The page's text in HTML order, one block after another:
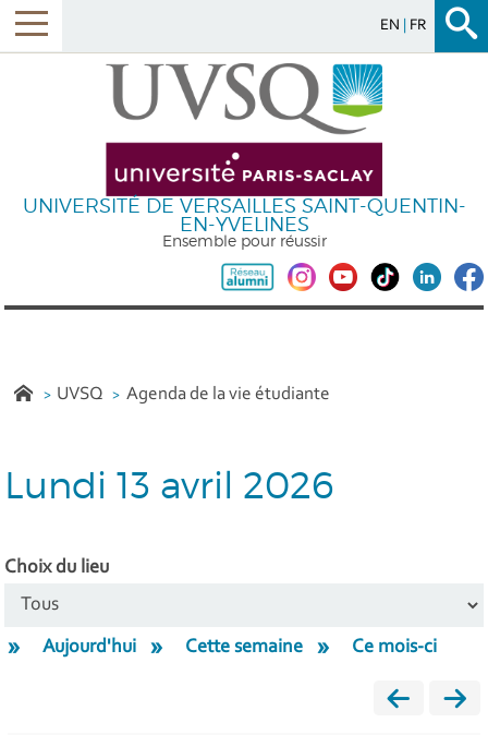
EN FR
UNIVERSITÉ DE VERSAILLES SAINT-QUENTIN-
EN-YVELINES
Ensemble pour réussir
UVSQ Agenda de la vie étudiante
Lundi 13 avril 2026
Choix du lieu
Aujourd'hui Cette semaine Ce mois-ci